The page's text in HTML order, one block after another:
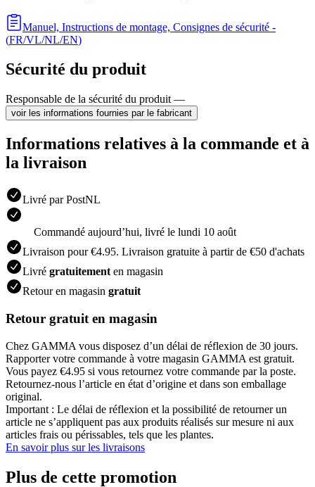
Manuel, Instructions de montage, Consignes de sécurité -
(FR/VL/NL/EN)
Sécurité du produit
Responsable de la sécurité du produit —
voir les informations fournies par le fabricant
Informations relatives à la commande et à
la livraison
Livré par PostNL
Commandé aujourdʼhui, livré le lundi 10 août
Livraison pour €4.95. Livraison gratuite à partir de €50 d'achats
Livré gratuitement en magasin
Retour en magasin gratuit
Retour gratuit en magasin
Chez GAMMA vous disposez d’un délai de réflexion de 30 jours.
Rapporter votre commande à votre magasin GAMMA est gratuit.
Vous payez €4.95 si vous retournez votre commande par la poste.
Retournez-nous l’article en état d’origine et dans son emballage
original.
Important : Le délai de réflexion et la possibilité de retourner un
article ne s’appliquent pas aux produits réalisés sur mesure ni aux
articles frais ou périssables, tels que les plantes.
En savoir plus sur les livraisons
Plus de cette promotion